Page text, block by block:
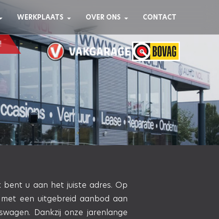
WERKPLAATS OVER ONS CONTACT
!
bent u aan het juiste adres. Op
een uitgebreid aanbod aan
. Dankzij onze jarenlange
SLUITEN
is bedoeld
bepaalde
over de
SLUITEN
met
heeft als